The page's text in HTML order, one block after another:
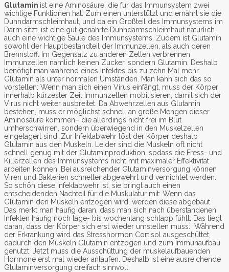
Glutamin ist eine Aminosäure, die für das Immunsystem zwei
wichtige Funktionen hat: Zum einen unterstützt und ernährt sie die
Dünndarmschleimhaut, und da ein Großteil des Immunsystems im
Darm sitzt, ist eine gut genährte Dünndarmschleimhaut natürlich
auch eine wichtige Säule des Immunsystems. Zudem ist Glutamin
sowohl der Hauptbestandteil der Immunzellen, als auch deren
Brennstoff. Im Gegensatz zu anderen Zellen verbrennen
Immunzellen nämlich keinen Zucker, sondern Glutamin. Deshalb
benötigt man während eines Infektes bis zu zehn Mal mehr
Glutamin als unter normalen Umständen. Man kann sich das so
vorstellen: Wenn man sich einen Virus einfängt, muss der Körper
innerhalb kürzester Zeit Immunzellen mobilisieren, damit sich der
Virus nicht weiter ausbreitet. Da Abwehrzellen aus Glutamin
bestehen, muss er möglichst schnell an große Mengen dieser
Aminosäure kommen– die allerdings nicht frei im Blut
umherschwirren, sondern überwiegend in den Muskelzellen
eingelagert sind. Zur Infektabwehr löst der Körper deshalb
Glutamin aus den Muskeln. Leider sind die Muskeln oft nicht
schnell genug mit der Glutaminproduktion, sodass die Fress- und
Killerzellen des Immunsystems nicht mit maximaler Effektivität
arbeiten können. Bei ausreichender Glutaminversorgung können
Viren und Bakterien schneller abgewehrt und vernichtet werden.
So schön diese Infektabwehr ist, sie bringt auch einen
entscheidenden Nachteil für die Muskulatur mit: Wenn das
Glutamin den Muskeln entzogen wird, werden diese abgebaut.
Das merkt man häufig daran, dass man sich nach überstandenen
Infekten häufig noch tage- bis wochenlang schlapp fühlt. Das liegt
daran, dass der Körper sich erst wieder umstellen muss: Während
der Erkrankung wird das Stresshormon Cortisol ausgeschüttet,
dadurch den Muskeln Glutamin entzogen und zum Immunaufbau
genutzt. Jetzt muss die Ausschüttung der muskelaufbauenden
Hormone erst mal wieder anlaufen. Deshalb ist eine ausreichende
Glutaminversorgung dreifach sinnvoll: